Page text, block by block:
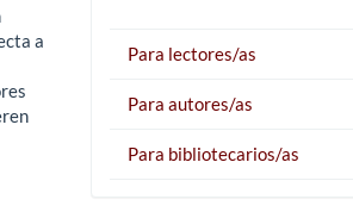
a
Para lectores/as
Para autores/as
Para bibliotecarios/as